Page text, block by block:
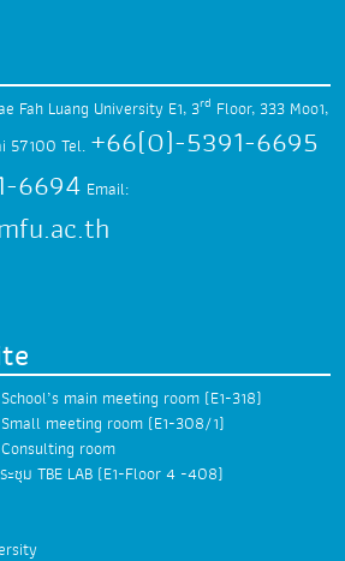
Fah Luang University E1, 3rd Floor, 333 Moo1,
57100 Tel. +66(0)-5391-6695
6694 Email:
main meeting room (E1-318)
meeting room (E1-308/1)
room
ชุม TBE LAB (E1-Floor 4 -408)